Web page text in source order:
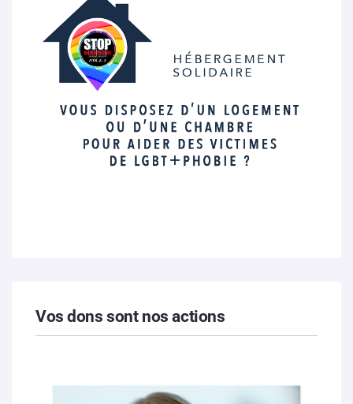
Vos dons sont nos actions